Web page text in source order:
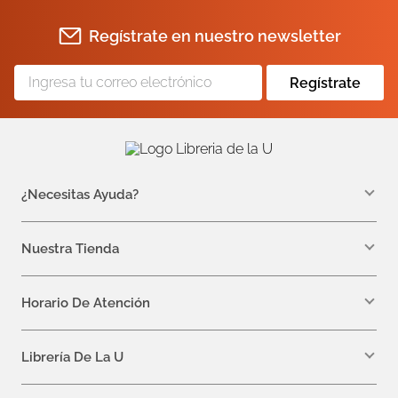
Regístrate en nuestro newsletter
Regístrate
¿Necesitas Ayuda?
WhatsApp +57 310 7157616
servicioalcliente@libreriadelau.com
Nuestra Tienda
Librería de la U - Teusaquillo
Calle 32a # 19- 24
Horario De Atención
Lunes, Jueves y Viernes: 7:00 a.m a 5:00 p.m
Martes y Miércoles: 7:00 a.m a 6:00 p.m.
Librería De La U
¿Quiénes somos?